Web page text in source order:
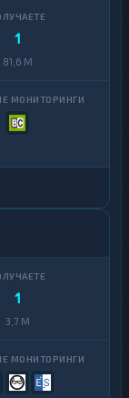
1
81,6 M
1
3,7 M